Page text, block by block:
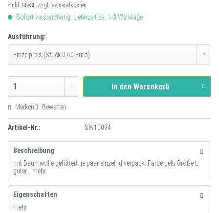
*inkl. MwSt. zzgl. Versandkosten
Sofort versandfertig, Lieferzeit ca. 1-3 Werktage
Ausführung:
In den Warenkorb
Merken Bewerten
Artikel-Nr.: SW10094
Beschreibung
mit Baumwolle gefüttert. je paar einzelnd verpackt Farbe gelb Größe L
guter...
mehr
Eigenschaften
mehr